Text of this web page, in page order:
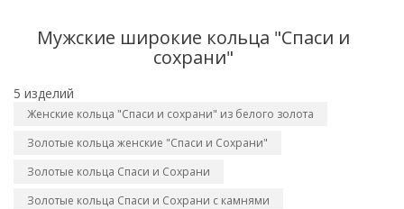
Мужские широкие кольца "Спаси и
сохрани"
5 изделий
Женские кольца "Спаси и сохрани" из белого золота
Золотые кольца женские "Спаси и Сохрани"
Золотые кольца Спаси и Сохрани
Золотые кольца Спаси и Сохрани с камнями